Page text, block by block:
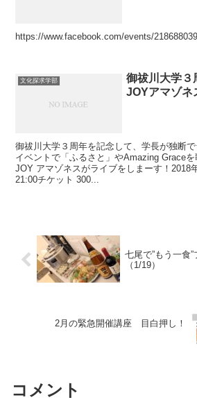
https://www.facebook.com/events/
文化探求学部
御祓川大学３
JOYアマゾネ
御祓川大学３周年を記念して、学長が独断
イベントで「ふるさと」やAmazing Grace
JOY アマゾネスがライブをしまーす！2018
21:00チケット 300...
七尾で”もう一食
（1/19）
2月の緊急開催講座 目白押し！
コメント